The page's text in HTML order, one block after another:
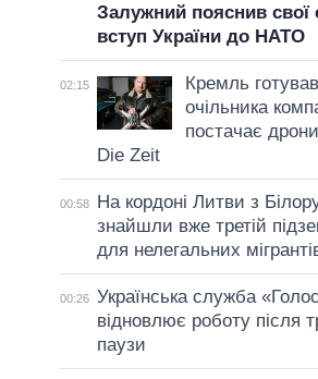
Залужний пояснив свої
вступ України до НАТО
02:15
Кремль
очільника
постачає
Die Zeit
00:58
На кордоні Литви з
знайшли вже третій
для нелегальних
00:26 Українська служба
відновлює роботу після
паузи